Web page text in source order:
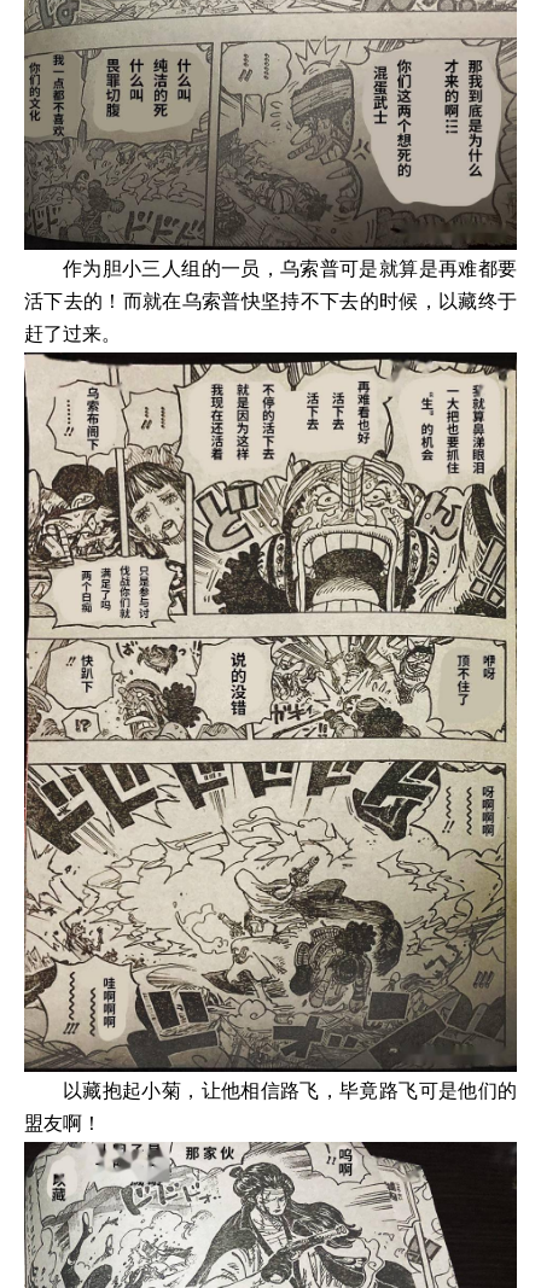
作为胆小三人组的一员，乌索普可是就算是再难都要
活下去的！而就在乌索普快坚持不下去的时候，以藏终于
赶了过来。
以藏抱起小菊，让他相信路飞，毕竟路飞可是他们的
盟友啊！